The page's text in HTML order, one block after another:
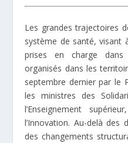
Les grandes trajectoires
système de santé, visant
prises en charge
organisés dans les
septembre dernier par le
les ministres des
l’Enseignement
l’Innovation. Au-delà
des changements